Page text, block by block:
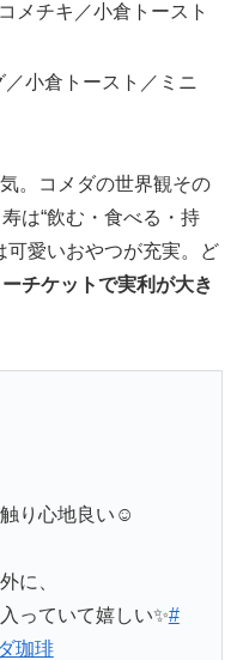
メチキ／小倉トースト
小倉トースト／ミニ
。コメダの世界観その
寿は“飲む・食べる・持
可愛いおやつが充実。ど
チケットで実利が大き
り心地良い☺️
に、
っていて嬉しい✨#
珈琲